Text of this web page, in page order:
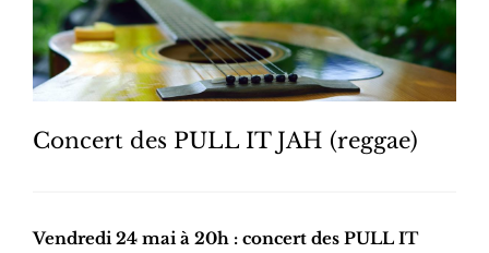
Concert des PULL IT JAH (reggae)
Vendredi 24 mai à 20h : concert des PULL IT